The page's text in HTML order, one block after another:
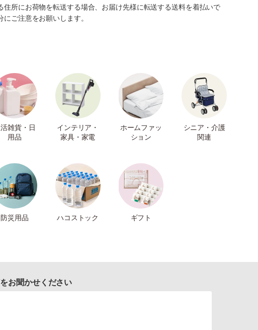
所にお荷物を転送する場合、お届け先様に転送する送料を着払いで
ご注意をお願いします。
雑貨・日
用品
インテリア・
家具・家電
ホームファッ
ション
シニア・介護
関連
防災用品 ハコストック ギフト
お聞かせください